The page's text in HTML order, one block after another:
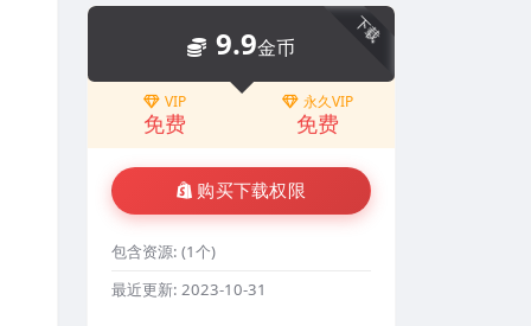
下载
9.9金币
VIP
免费
永久VIP
免费
购买下载权限
包含资源: (1个)
最近更新: 2023-10-31